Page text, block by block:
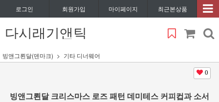
로그인 회원가입 마이페이지 최근본상품
다시래기앤틱
빙앤그뢴달(덴마크) 기타 디너웨어
0
빙앤그뢴달 크리스마스 로즈 패턴 데미테스 커피컵과 소서